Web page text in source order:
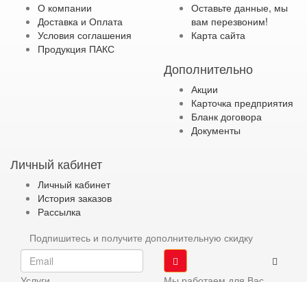
О компании
Доставка и Оплата
Условия соглашения
Продукция ПАКС
Оставьте данные, мы
вам перезвоним!
Карта сайта
Дополнительно
Акции
Карточка предприятия
Бланк договора
Документы
Личный кабинет
Личный кабинет
История заказов
Рассылка
Подпишитесь и получите дополнительную скидку